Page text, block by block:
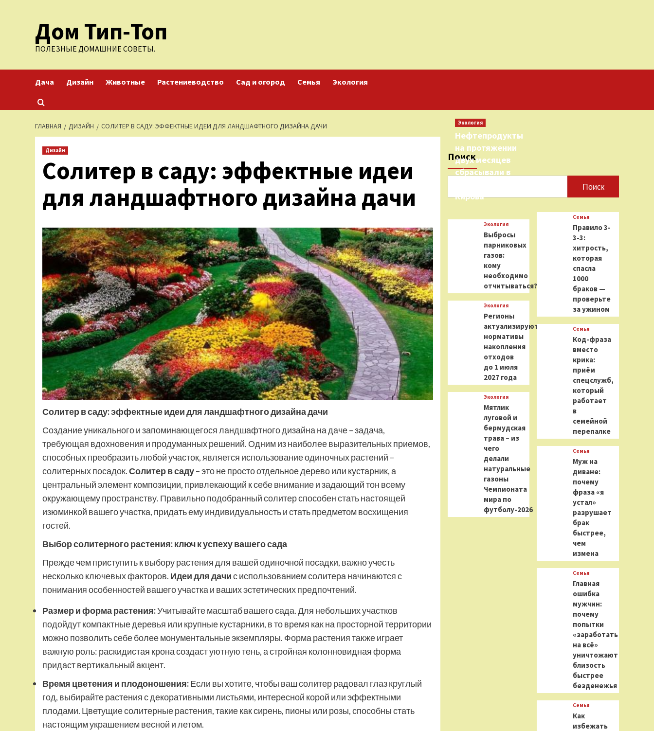
содержимомуДом Тип-Топ
ПОЛЕЗНЫЕ ДОМАШНИЕ СОВЕТЫ.
Дача Дизайн Животные Растениеводство Сад и огород Семья Экология
ГЛАВНАЯ ДИЗАЙН СОЛИТЕР В САДУ: ЭФФЕКТНЫЕ ИДЕИ ДЛЯ ЛАНДШАФТНОГО ДИЗАЙНА ДАЧИ
Дизайн
Солитер в саду: эффектные идеи
для ландшафтного дизайна дачи
Солитер в саду: эффектные идеи для ландшафтного дизайна дачи
Создание уникального и запоминающегося ландшафтного дизайна на даче – задача,
требующая вдохновения и продуманных решений. Одним из наиболее выразительных приемов,
способных преобразить любой участок, является использование одиночных растений –
солитерных посадок.Солитер в саду– это не просто отдельное дерево или кустарник, а
центральный элемент композиции, привлекающий к себе внимание и задающий тон всему
окружающему пространству. Правильно подобранный солитер способен стать настоящей
изюминкой вашего участка, придать ему индивидуальность и стать предметом восхищения
гостей.
Выбор солитерного растения: ключ к успеху вашего сада
Прежде чем приступить к выбору растения для вашей одиночной посадки, важно учесть
несколько ключевых факторов. Идеи для дачис использованием солитера начинаются с
понимания особенностей вашего участка и ваших эстетических предпочтений.
Размер и форма растения:Учитывайте масштаб вашего сада. Для небольших участков
подойдут компактные деревья или крупные кустарники, в то время как на просторной территории
можно позволить себе более монументальные экземпляры. Форма растения также играет
важную роль: раскидистая крона создаст уютную тень, а стройная колонновидная форма
придаст вертикальный акцент.
Время цветения и плодоношения:Если вы хотите, чтобы ваш солитер радовал глаз круглый
год, выбирайте растения с декоративными листьями, интересной корой или эффектными
плодами. Цветущие солитерные растения, такие как сирень, пионы или розы, способны стать
настоящим украшением весной и летом.
Поиск
Поиск
Экология
Нефтепродукты
на протяжении
двух месяцев
сбрасывали в
Кирова
Экология
Выбросы
парниковых
газов:
кому
необходимо
отчитываться?
Экология
Регионы
актуализируют
нормативы
накопления
отходов
до 1 июля
2027 года
Экология
Мятлик
луговой и
бермудская
трава – из
чего
делали
натуральные
газоны
Чемпионата
мира по
футболу-2026
Семья
Правило 3-
3-3:
хитрость,
которая
спасла
1000
браков —
проверьте
за ужином
Семья
Код-фраза
вместо
крика:
приём
спецслужб,
который
работает
в
семейной
перепалке
Семья
Муж на
диване:
почему
фраза «я
устал»
разрушает
брак
быстрее,
чем
измена
Семья
Главная
ошибка
мужчин:
почему
попытки
«заработать
на всё»
уничтожают
близость
быстрее
безденежья
Семья
Как
избежать